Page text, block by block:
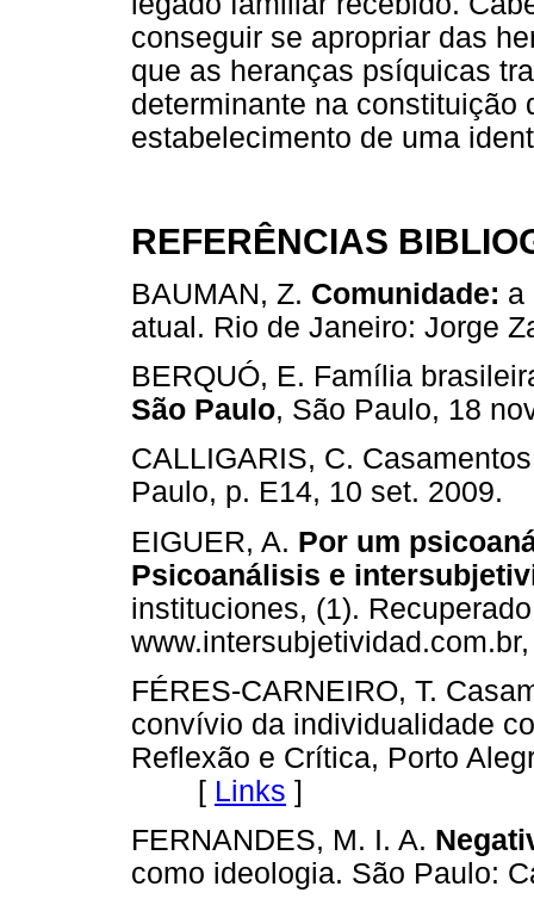
conseguir se apropriar das
que as heranças psíquicas
determinante na
estabelecimento de uma
REFERÊNCIAS
BAUMAN, Z. Comunidade: a
atual. Rio de Janeiro:
BERQUÓ, E. Família
São Paulo, São Paulo, 18
CALLIGARIS, C.
Paulo, p. E14, 10 set.
EIGUER, A. Por um
Psicoanálisis e
instituciones, (1).
FÉRES-CARNEIRO, T.
convívio da individualidade
Reflexão e Crítica, Porto
[ Links ]
FERNANDES, M. I. A.
como ideologia. São